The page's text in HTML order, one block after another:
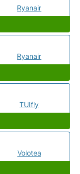
Ryanair
Ryanair
TUIfly
Volotea